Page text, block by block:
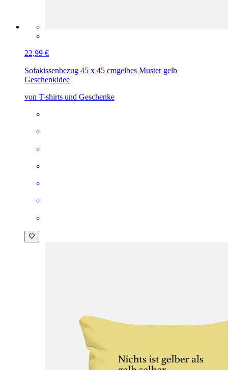
22,99 €
Sofakissenbezug 45 x 45 cmgelbes Muster gelb
Geschenkidee
von T-shirts und Geschenke